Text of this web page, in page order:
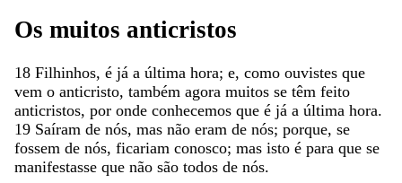
Os muitos anticristos
18 Filhinhos, é já a última hora; e, como ouvistes que
vem o anticristo, também agora muitos se têm feito
anticristos, por onde conhecemos que é já a última hora.
19 Saíram de nós, mas não eram de nós; porque, se
fossem de nós, ficariam conosco; mas isto é para que se
manifestasse que não são todos de nós.